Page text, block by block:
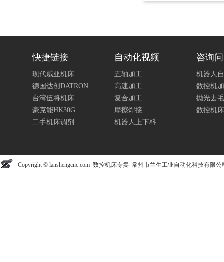
快捷链接
现代威亚机床
德国达创DATRON
台湾伍将机床
豪克能HK30G
二手机床调剂
自动化视频
五轴加工
高速加工
复合加工
摩擦焊接
机器人上下料
咨询
机器人
数控机
抛光去
数控机
Copyright © lanshengcnc.com 数控机床专卖 常州市兰生工业自动化科技有限